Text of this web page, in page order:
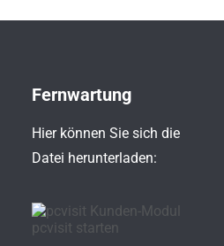
Fernwartung
Hier können Sie sich die
Datei herunterladen: